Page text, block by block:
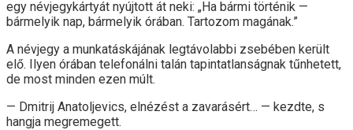
egy névjegykártyát nyújtott át neki: „Ha bármi történik —
bármelyik nap, bármelyik órában. Tartozom magának.”
A névjegy a munkatáskájának legtávolabbi zsebében került
elő. Ilyen órában telefonálni talán tapintatlanságnak tűnhetett,
de most minden ezen múlt.
— Dmitrij Anatoljevics, elnézést a zavarásért… — kezdte, s
hangja megremegett.